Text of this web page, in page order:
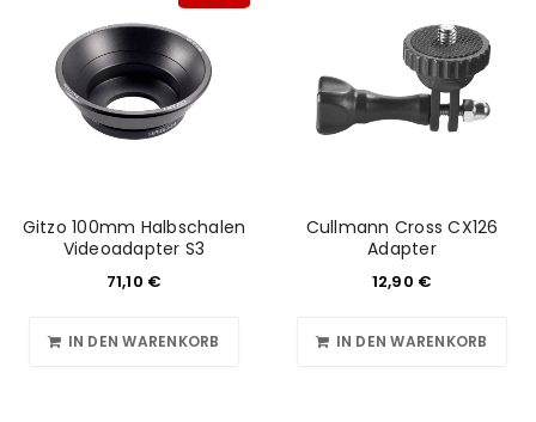
Gitzo 100mm Halbschalen
Videoadapter S3
71,10 €
IN DEN WARENKORB
Cullmann Cross CX126
Adapter
12,90 €
IN DEN WARENKORB